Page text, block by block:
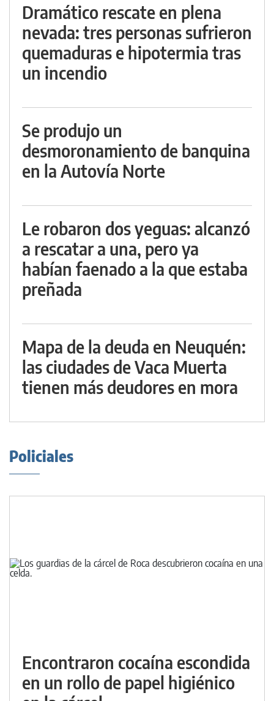
Dramático rescate en plena
nevada: tres personas sufrieron
quemaduras e hipotermia tras
un incendio
Se produjo un
desmoronamiento de banquina
en la Autovía Norte
Le robaron dos yeguas: alcanzó
a rescatar a una, pero ya
habían faenado a la que estaba
preñada
Mapa de la deuda en Neuquén:
las ciudades de Vaca Muerta
tienen más deudores en mora
Policiales
Encontraron cocaína escondida
en un rollo de papel higiénico